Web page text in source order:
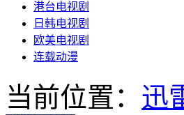
港台电视剧
日韩电视剧
欧美电视剧
连载动漫
当前位置： 迅